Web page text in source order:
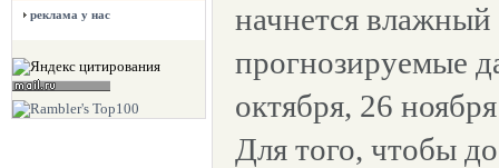
реклама у нас
начнется
прогнозируемые
октября, 26
Для того, чтобы